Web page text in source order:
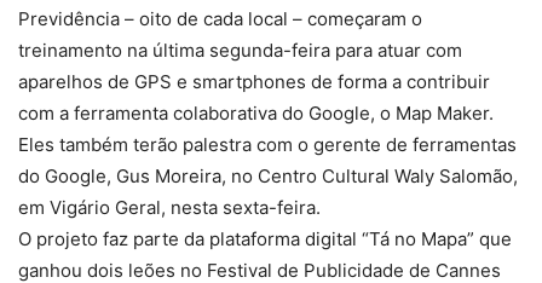
Previdência – oito de cada local – começaram o
treinamento na última segunda-feira para atuar com
aparelhos de GPS e smartphones de forma a contribuir
com a ferramenta colaborativa do Google, o Map Maker.
Eles também terão palestra com o gerente de ferramentas
do Google, Gus Moreira, no Centro Cultural Waly Salomão,
em Vigário Geral, nesta sexta-feira.
O projeto faz parte da plataforma digital “Tá no Mapa” que
ganhou dois leões no Festival de Publicidade de Cannes